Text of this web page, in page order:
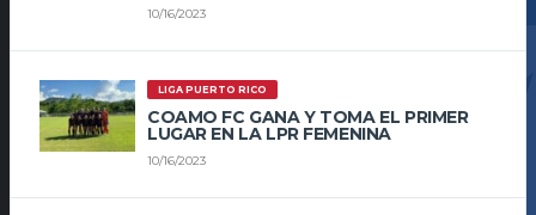
10/16/2023
LIGA PUERTO RICO
COAMO FC GANA Y TOMA EL PRIMER
LUGAR EN LA LPR FEMENINA
10/16/2023